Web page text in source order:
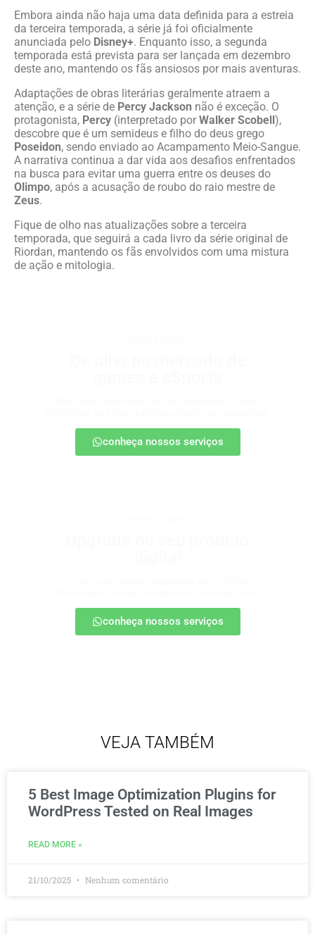
Embora ainda não haja uma data definida para a estreia
da terceira temporada, a série já foi oficialmente
anunciada pelo Disney+. Enquanto isso, a segunda
temporada está prevista para ser lançada em dezembro
deste ano, mantendo os fãs ansiosos por mais aventuras.
Adaptações de obras literárias geralmente atraem a
atenção, e a série de Percy Jackson não é exceção. O
protagonista, Percy (interpretado por Walker Scobell),
descobre que é um semideus e filho do deus grego
Poseidon, sendo enviado ao Acampamento Meio-Sangue.
A narrativa continua a dar vida aos desafios enfrentados
na busca para evitar uma guerra entre os deuses do
Olimpo, após a acusação de roubo do raio mestre de
Zeus.
Fique de olho nas atualizações sobre a terceira
temporada, que seguirá a cada livro da série original de
Riordan, mantendo os fãs envolvidos com uma mistura
de ação e mitologia.
conheça nossos serviços
conheça nossos serviços
VEJA TAMBÉM
5 Best Image Optimization Plugins for
WordPress Tested on Real Images
READ MORE »
21/10/2025 Nenhum comentário